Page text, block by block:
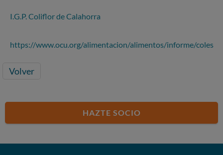
I.G.P. Coliflor de Calahorra
https://www.ocu.org/alimentacion/alimentos/informe/coles
Volver
HAZTE SOCIO